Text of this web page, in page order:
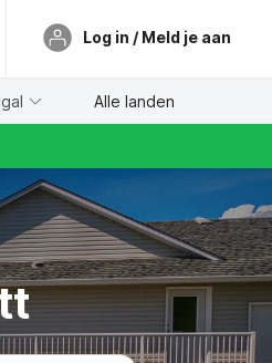
Log in / Meld je aan
Alle landen